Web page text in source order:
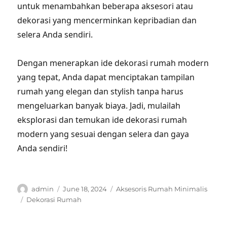
untuk menambahkan beberapa aksesori atau
dekorasi yang mencerminkan kepribadian dan
selera Anda sendiri.
Dengan menerapkan ide dekorasi rumah modern
yang tepat, Anda dapat menciptakan tampilan
rumah yang elegan dan stylish tanpa harus
mengeluarkan banyak biaya. Jadi, mulailah
eksplorasi dan temukan ide dekorasi rumah
modern yang sesuai dengan selera dan gaya
Anda sendiri!
Author
admin
Posted
on
June 18, 2024 Categories
Aksesoris Rumah Minimalis
Tags
Dekorasi Rumah